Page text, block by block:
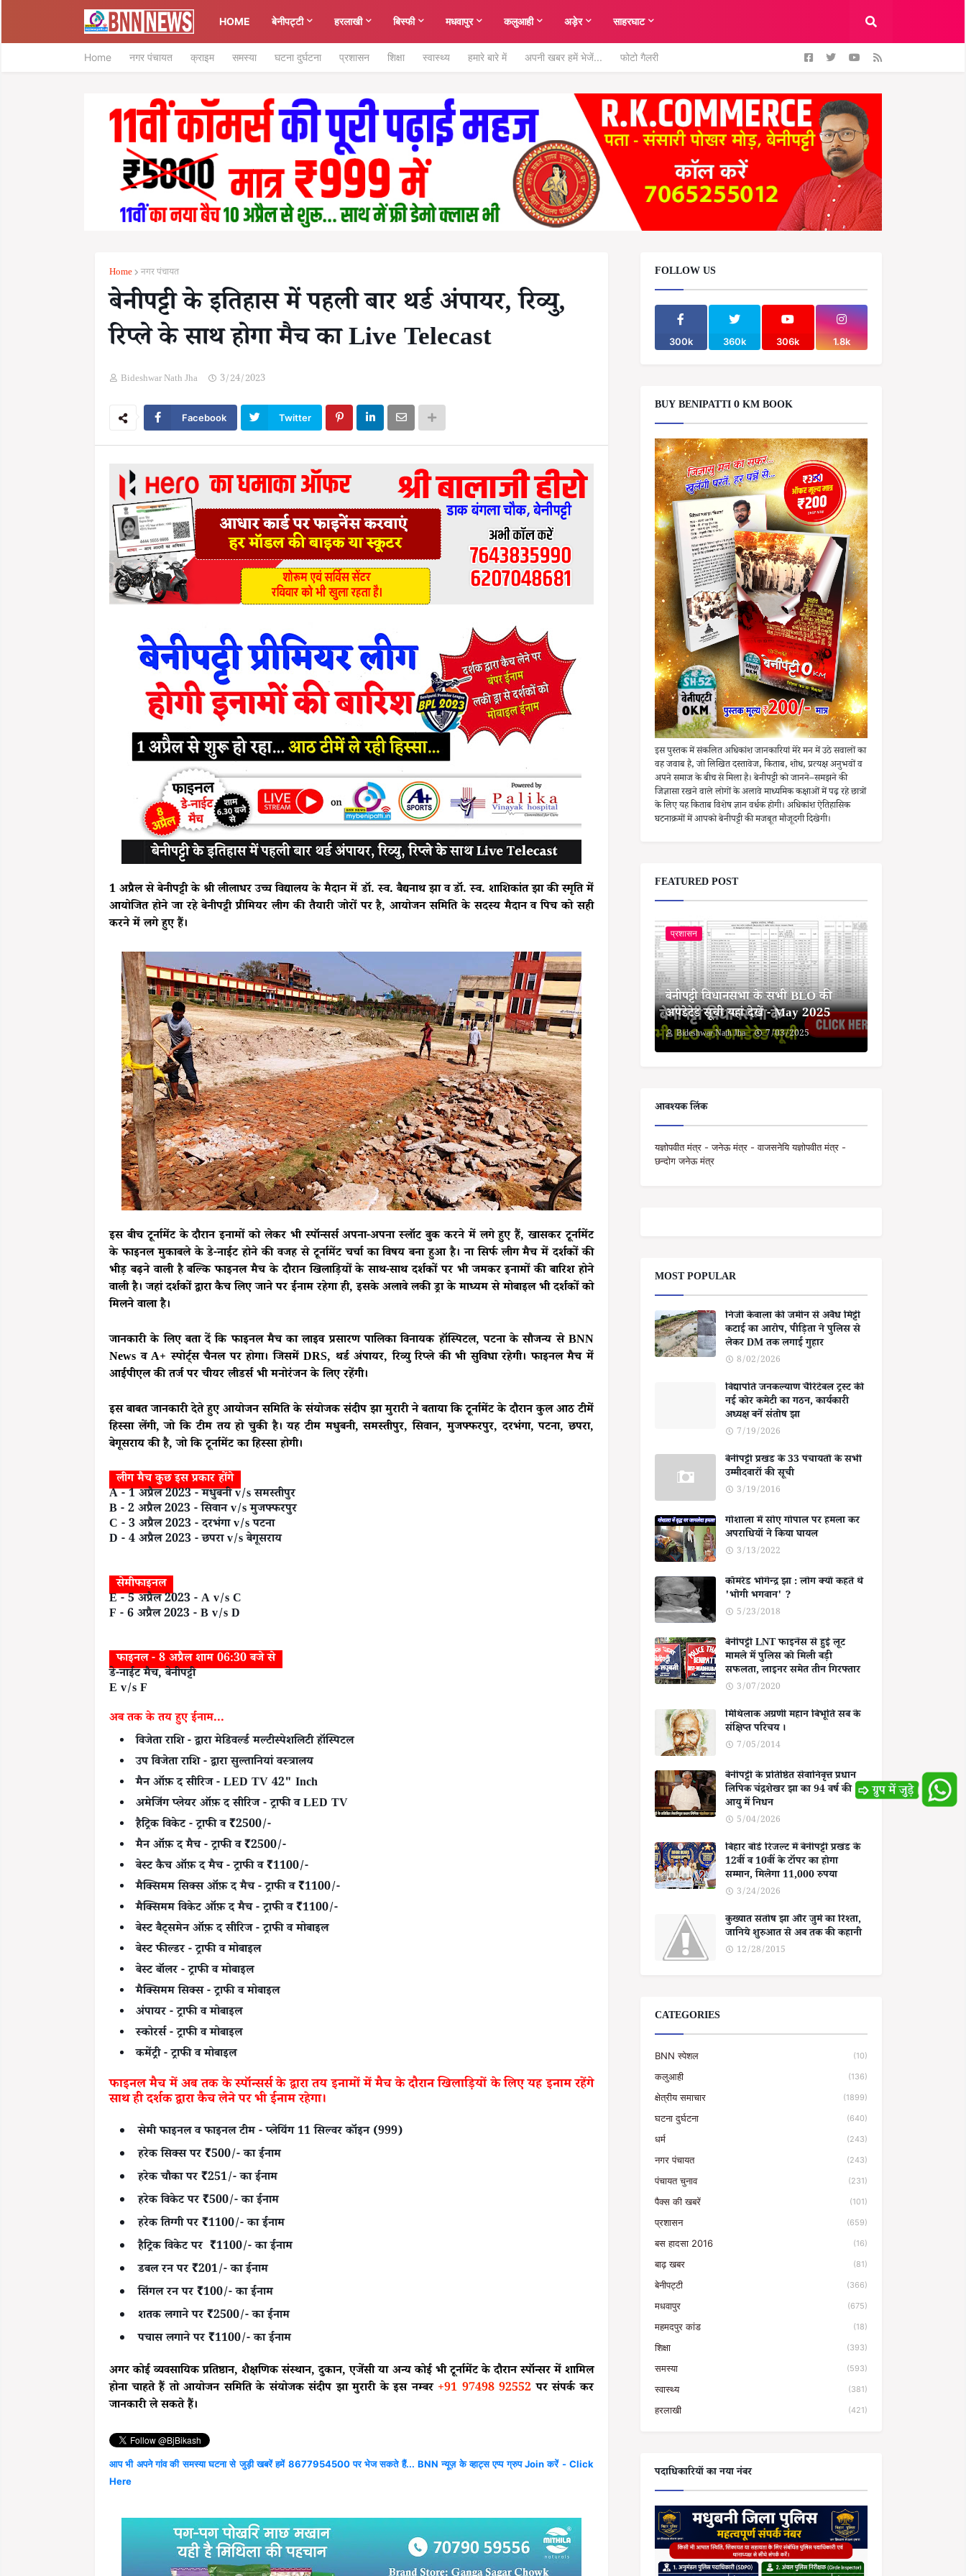
HOME बेनीपट्टी हरलाखी बिस्फी मधवापुर कलुआही अड़ेर साहरघाट
Home नगर पंचायत क्राइम समस्या घटना दुर्घटना प्रशासन शिक्षा स्वास्थ्य हमारे बारे में अपनी खबर हमें भेजें... फोटो गैलरी
Home नगर पंचायत
बेनीपट्टी के इतिहास में पहली बार थर्ड अंपायर, रिव्यु,
रिप्ले के साथ होगा मैच का Live Telecast
Bideshwar Nath Jha 3/24/2023
Facebook Twitter
1 अप्रैल से बेनीपट्टी के श्री लीलाधर उच्च विद्यालय के मैदान में डॉ. स्व. बैद्यनाथ झा व डॉ. स्व. शाशिकांत झा की स्मृति में
आयोजित होने जा रहे बेनीपट्टी प्रीमियर लीग की तैयारी जोरों पर है, आयोजन समिति के सदस्य मैदान व पिच को सही
करने में लगे हुए हैं।
इस बीच टूर्नामेंट के दौरान इनामों को लेकर भी स्पॉन्सर्स अपना-अपना स्लॉट बुक करने में लगे हुए हैं, खासकर टूर्नामेंट
के फाइनल मुकाबले के डे-नाईट होने की वजह से टूर्नामेंट चर्चा का विषय बना हुआ है। ना सिर्फ लीग मैच में दर्शकों की
भीड़ बढ़ने वाली है बल्कि फाइनल मैच के दौरान खिलाड़ियों के साथ-साथ दर्शकों पर भी जमकर इनामों की बारिश होने
वाली है। जहां दर्शकों द्वारा कैच लिए जाने पर ईनाम रहेगा ही, इसके अलावे लकी ड्रा के माध्यम से मोबाइल भी दर्शकों को
मिलने वाला है।
जानकारी के लिए बता दें कि फाइनल मैच का लाइव प्रसारण पालिका विनायक हॉस्पिटल, पटना के सौजन्य से BNN
News व A+ स्पोर्ट्स चैनल पर होगा। जिसमें DRS, थर्ड अंपायर, रिव्यु रिप्ले की भी सुविधा रहेगी। फाइनल मैच में
आईपीएल की तर्ज पर चीयर लीडर्स भी मनोरंजन के लिए रहेंगी।
इस बाबत जानकारी देते हुए आयोजन समिति के संयोजक संदीप झा मुरारी ने बताया कि टूर्नामेंट के दौरान कुल आठ टीमें
हिस्सा लेंगी, जो कि टीम तय हो चुकी है। यह टीम मधुबनी, समस्तीपुर, सिवान, मुजफ्फरपुर, दरभंगा, पटना, छपरा,
बेगूसराय की है, जो कि टूर्नामेंट का हिस्सा होगी।
लीग मैच कुछ इस प्रकार होंगे
A - 1 अप्रैल 2023 - मधुबनी v/s समस्तीपुर
B - 2 अप्रैल 2023 - सिवान v/s मुजफ्फरपुर
C - 3 अप्रैल 2023 - दरभंगा v/s पटना
D - 4 अप्रैल 2023 - छपरा v/s बेगूसराय
सेमीफाइनल
E - 5 अप्रैल 2023 - A v/s C
F - 6 अप्रैल 2023 - B v/s D
फाइनल - 8 अप्रैल शाम 06:30 बजे से
डे-नाईट मैच, बेनीपट्टी
E v/s F
अब तक के तय हुए ईनाम...
विजेता राशि - द्वारा मेडिवर्ल्ड मल्टीस्पेशलिटी हॉस्पिटल
उप विजेता राशि - द्वारा सुल्तानियां वस्त्रालय
मैन ऑफ़ द सीरिज - LED TV 42" Inch
अमेजिंग प्लेयर ऑफ़ द सीरिज - ट्राफी व LED TV
हैट्रिक विकेट - ट्राफी व ₹2500/-
मैन ऑफ़ द मैच - ट्राफी व ₹2500/-
बेस्ट कैच ऑफ़ द मैच - ट्राफी व ₹1100/-
मैक्सिमम सिक्स ऑफ़ द मैच - ट्राफी व ₹1100/-
मैक्सिमम विकेट ऑफ़ द मैच - ट्राफी व ₹1100/-
बेस्ट बैट्समेन ऑफ़ द सीरिज - ट्राफी व मोबाइल
बेस्ट फील्डर - ट्राफी व मोबाइल
बेस्ट बॉलर - ट्राफी व मोबाइल
मैक्सिमम सिक्स - ट्राफी व मोबाइल
अंपायर - ट्राफी व मोबाइल
स्कोरर्स - ट्राफी व मोबाइल
कमेंट्री - ट्राफी व मोबाइल
फाइनल मैच में अब तक के स्पॉन्सर्स के द्वारा तय इनामों में मैच के दौरान खिलाड़ियों के लिए यह इनाम रहेंगे
साथ ही दर्शक द्वारा कैच लेने पर भी ईनाम रहेगा।
सेमी फाइनल व फाइनल टीम - प्लेयिंग 11 सिल्वर कॉइन (999)
हरेक सिक्स पर ₹500/- का ईनाम
हरेक चौका पर ₹251/- का ईनाम
हरेक विकेट पर ₹500/- का ईनाम
हरेक तिग्गी पर ₹1100/- का ईनाम
हैट्रिक विकेट पर ₹1100/- का ईनाम
डबल रन पर ₹201/- का ईनाम
सिंगल रन पर ₹100/- का ईनाम
शतक लगाने पर ₹2500/- का ईनाम
पचास लगाने पर ₹1100/- का ईनाम
अगर कोई व्यवसायिक प्रतिष्ठान, शैक्षणिक संस्थान, दुकान, एजेंसी या अन्य कोई भी टूर्नामेंट के दौरान स्पॉन्सर में शामिल
होना चाहते हैं तो आयोजन समिति के संयोजक संदीप झा मुरारी के इस नम्बर +91 97498 92552 पर संपर्क कर
जानकारी ले सकते हैं।
आप भी अपने गांव की समस्या घटना से जुड़ी खबरें हमें 8677954500 पर भेज सकते हैं... BNN न्यूज़ के व्हाट्स एप्प ग्रुप Join करें - Click
Here
FOLLOW US
300k 360k 306k 1.8k
BUY BENIPATTI 0 KM BOOK
इस पुस्तक में संकलित अधिकांश जानकारियां मेरे मन में उठे सवालों का
वह जवाब है, जो लिखित दस्तावेज, किताब, शोध, प्रत्यक्ष अनुभवों व
अपने समाज के बीच से मिला है। बेनीपट्टी को जानने–समझने की
जिज्ञासा रखने वाले लोगों के अलावे माध्यमिक कक्षाओं में पढ़ रहे छात्रों
के लिए यह किताब विशेष ज्ञान वर्धक होगी। अधिकांश ऐतिहासिक
घटनाक्रमों में आपको बेनीपट्टी की मजबूत मौजूदगी दिखेगी।
FEATURED POST
प्रशासन
बेनीपट्टी विधानसभा के सभी BLO की
अपडेटेड सूची यहां देखें - May 2025
Bideshwar Nath Jha 7/03/2025
आवश्यक लिंक
यज्ञोपवीत मंत्र - जनेऊ मंत्र - वाजसनेयि यज्ञोपवीत मंत्र -
छन्दोग जनेऊ मंत्र
MOST POPULAR
निजी केवाला की जमीन से अवैध मिट्टी
कटाई का आरोप, पीड़िता ने पुलिस से
लेकर DM तक लगाई गुहार
8/02/2026
विद्यापति जनकल्याण चैरिटेबल ट्रस्ट की
नई कोर कमेटी का गठन, कार्यकारी
अध्यक्ष बनें संतोष झा
7/19/2026
बेनीपट्टी प्रखंड के 33 पंचायतों के सभी
उम्मीदवारों की सूची
3/19/2016
गोशाला में सोए गोपाल पर हमला कर
अपराधियों ने किया घायल
3/13/2022
कॉमरेड भोगेन्द्र झा : लोग क्यों कहते थे
'भोगी भगवान' ?
5/23/2018
बेनीपट्टी LNT फाइनेंस से हुई लूट
मामले में पुलिस को मिली बड़ी
सफलता, लाइनर समेत तीन गिरफ्तार
3/07/2020
मिथिलाक अग्रणी महान बिभूति सब के
संक्षिप्त परिचय ।
7/05/2014
बेनीपट्टी के प्रतिष्ठित सेवानिवृत्त प्रधान
लिपिक चंद्रशेखर झा का 94 वर्ष की
आयु में निधन
5/04/2026
बिहार बोर्ड रिजल्ट में बेनीपट्टी प्रखंड के
12वीं व 10वीं के टॉपर का होगा
सम्मान, मिलेगा 11,000 रुपया
3/24/2026
कुख्यात संतोष झा और जुर्म का रिश्ता,
जानिये शुरुआत से अब तक की कहानी
12/28/2015
CATEGORIES
BNN स्पेशल (10)
कलुआही (136)
क्षेत्रीय समाचार (1899)
घटना दुर्घटना (640)
धर्म (243)
नगर पंचायत (243)
पंचायत चुनाव (231)
पैक्स की खबरें (101)
प्रशासन (659)
बस हादसा 2016 (16)
बाढ़ खबर (81)
बेनीपट्टी (366)
मधवापुर (675)
महमदपुर कांड (18)
शिक्षा (393)
समस्या (593)
स्वास्थ्य (381)
हरलाखी (421)
पदाधिकारियों का नया नंबर